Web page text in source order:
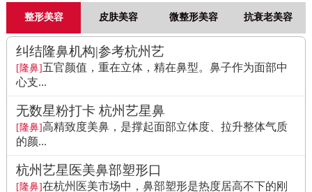
整形美容 皮肤美容 微整形美容 抗衰老美容
纠结隆鼻机构|参考杭州艺
[隆鼻]五官颜值，重在立体，精在鼻型。鼻子作为面部中
心支...
无数星粉打卡 杭州艺星鼻
[隆鼻]高精致度美鼻，是撑起面部立体度、拉升整体气质
的颜...
杭州艺星医美鼻部塑形口
[隆鼻]在杭州医美市场中，鼻部塑形是热度居高不下的刚